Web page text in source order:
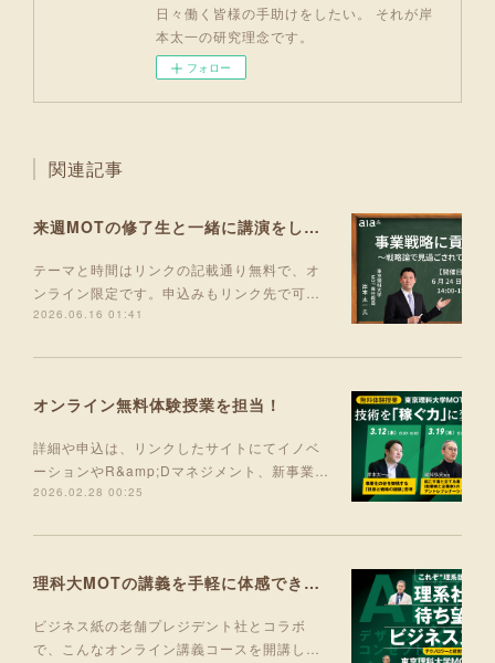
日々働く皆様の手助けをしたい。 それが岸
本太一の研究理念です。
フォロー
関連記事
来週MOTの修了生と一緒に講演をします！
テーマと時間はリンクの記載通り無料で、オ
ンライン限定です。申込みもリンク先で可…
2026.06.16 01:41
オンライン無料体験授業を担当！
詳細や申込は、リンクしたサイトにてイノベ
ーションやR&amp;Dマネジメント、新事業…
2026.02.28 00:25
理科大MOTの講義を手軽に体感できる入門コース 5月より開講！
ビジネス紙の老舗プレジデント社とコラボ
で、こんなオンライン講義コースを開講し…